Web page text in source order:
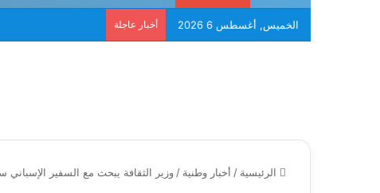
الخميس, أغسطس 6 2026 أخبار عاجلة
الرئيسية / أخبار وطنية / وزير الثقافة يبحث مع السفير الإسباني